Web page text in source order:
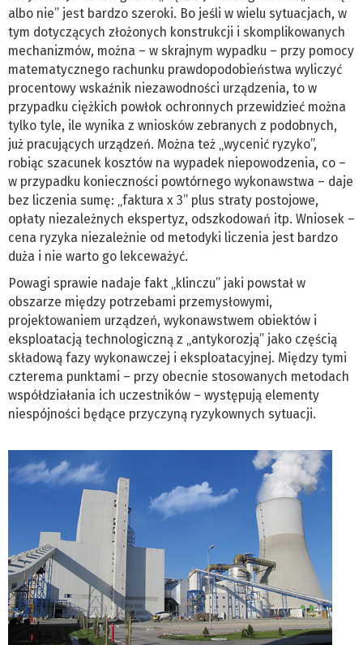
albo nie” jest bardzo szeroki. Bo jeśli w wielu sytuacjach, w
tym dotyczących złożonych konstrukcji i skomplikowanych
mechanizmów, można – w skrajnym wypadku – przy pomocy
matematycznego rachunku prawdopodobieństwa wyliczyć
procentowy wskaźnik niezawodności urządzenia, to w
przypadku ciężkich powłok ochronnych przewidzieć można
tylko tyle, ile wynika z wniosków zebranych z podobnych,
już pracujących urządzeń. Można też „wycenić ryzyko”,
robiąc szacunek kosztów na wypadek niepowodzenia, co –
w przypadku konieczności powtórnego wykonawstwa – daje
bez liczenia sumę: „faktura x 3” plus straty postojowe,
opłaty niezależnych ekspertyz, odszkodowań itp. Wniosek –
cena ryzyka niezależnie od metodyki liczenia jest bardzo
duża i nie warto go lekceważyć.
Powagi sprawie nadaje fakt „klinczu” jaki powstał w
obszarze między potrzebami przemysłowymi,
projektowaniem urządzeń, wykonawstwem obiektów i
eksploatacją technologiczną z „antykorozją” jako częścią
składową fazy wykonawczej i eksploatacyjnej. Między tymi
czterema punktami – przy obecnie stosowanych metodach
współdziałania ich uczestników – występują elementy
niespójności będące przyczyną ryzykownych sytuacji.